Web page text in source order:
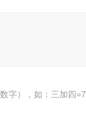
字），如：三加四=7